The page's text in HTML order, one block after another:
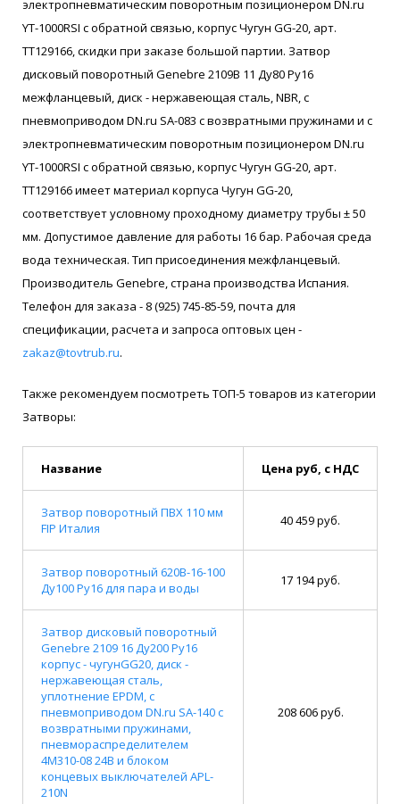
электропневматическим поворотным позиционером DN.ru
YT-1000RSI с обратной связью, корпус Чугун GG-20, арт.
ТТ129166, скидки при заказе большой партии. Затвор
дисковый поворотный Genebre 2109В 11 Ду80 Ру16
межфланцевый, диск - нержавеющая сталь, NBR, с
пневмоприводом DN.ru SA-083 с возвратными пружинами и с
электропневматическим поворотным позиционером DN.ru
YT-1000RSI с обратной связью, корпус Чугун GG-20, арт.
ТТ129166 имеет материал корпуса Чугун GG-20,
соответствует условному проходному диаметру трубы ± 50
мм. Допустимое давление для работы 16 бар. Рабочая среда
вода техническая. Тип присоединения межфланцевый.
Производитель Genebre, страна производства Испания.
Телефон для заказа - 8 (925) 745-85-59, почта для
спецификации, расчета и запроса оптовых цен -
zakaz@tovtrub.ru.
Также рекомендуем посмотреть ТОП-5 товаров из категории
Затворы:
Название Цена руб, с НДС
Затвор поворотный ПВХ 110 мм
FIP Италия
40 459 руб.
Затвор поворотный 620B-16-100
Ду100 Ру16 для пара и воды
17 194 руб.
Затвор дисковый поворотный
Genebre 2109 16 Ду200 Ру16
корпус - чугунGG20, диск -
нержавеющая сталь,
уплотнение EPDM, с
пневмоприводом DN.ru SA-140 с
возвратными пружинами,
пневмораспределителем
4M310-08 24В и блоком
концевых выключателей APL-
210N
208 606 руб.